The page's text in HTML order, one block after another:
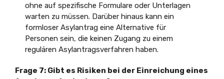
ohne auf spezifische Formulare oder Unterlagen
warten zu müssen. Darüber hinaus kann ein
formloser Asylantrag eine Alternative für
Personen sein, die keinen Zugang zu einem
regulären Asylantragsverfahren haben.
Frage 7: Gibt es Risiken bei der Einreichung eines